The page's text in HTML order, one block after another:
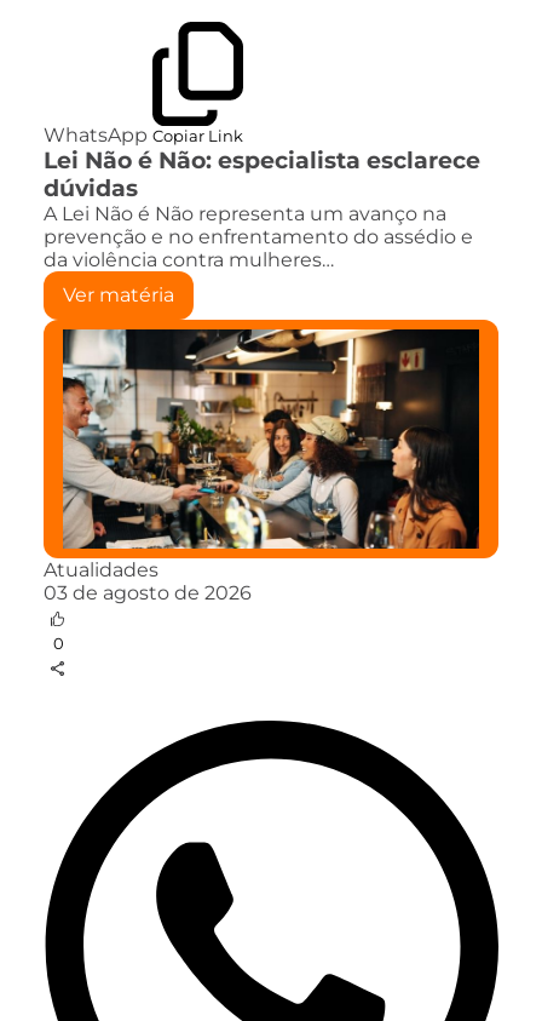
WhatsApp Copiar Link
Lei Não é Não: especialista esclarece
dúvidas
A Lei Não é Não representa um avanço na
prevenção e no enfrentamento do assédio e
da violência contra mulheres…
Ver matéria
Atualidades
03 de agosto de 2026
0